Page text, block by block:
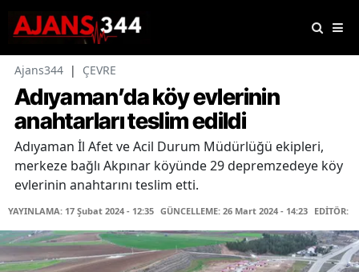
Ajans344 | ÇEVRE
Adıyaman’da köy evlerinin
anahtarları teslim edildi
Adıyaman İl Afet ve Acil Durum Müdürlüğü ekipleri,
merkeze bağlı Akpınar köyünde 29 depremzedeye köy
evlerinin anahtarını teslim etti.
YAYINLAMA: 17 Şubat 2024 - 12:35 GÜNCELLEME: 26 Mart 2024 - 14:23 EDİTÖR: